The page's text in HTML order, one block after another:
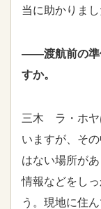
当に助かりまし
――渡航前の準
すか。
三木 ラ・ホヤ
いますが、そ
はない場所が
情報などをし
う。現地に住